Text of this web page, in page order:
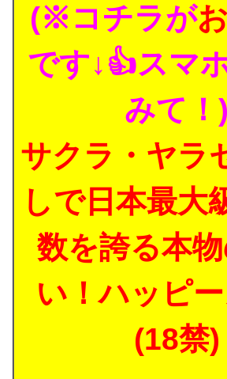
(※コチラが
です↓👍スマ
みて！)
サクラ・ヤラ
しで日本最大
数を誇る本
い！ハッピ
(18禁)